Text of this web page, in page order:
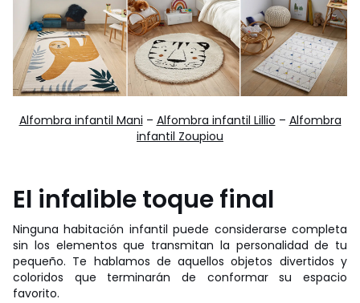
Alfombra infantil Mani – Alfombra infantil Lillio – Alfombra
infantil Zoupiou
El infalible toque final
Ninguna habitación infantil puede considerarse completa
sin los elementos que transmitan la personalidad de tu
pequeño. Te hablamos de aquellos objetos divertidos y
coloridos que terminarán de conformar su espacio
favorito.